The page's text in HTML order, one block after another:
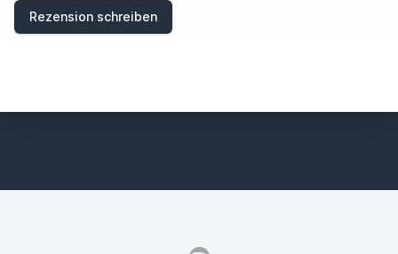
E
Rezension schreiben